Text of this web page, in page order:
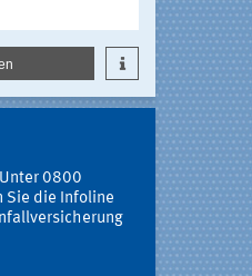
0800
die Infoline